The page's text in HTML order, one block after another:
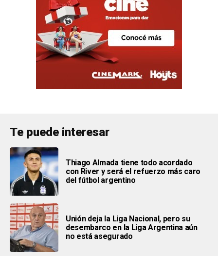
Te puede interesar
Thiago Almada tiene todo acordado
con River y será el refuerzo más caro
del fútbol argentino
Unión deja la Liga Nacional, pero su
desembarco en la Liga Argentina aún
no está asegurado